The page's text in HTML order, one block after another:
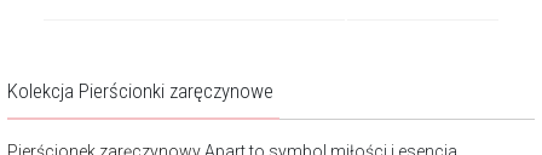
Kolekcja Pierścionki zaręczynowe